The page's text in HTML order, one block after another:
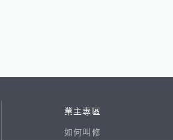
業主專區
如何叫修